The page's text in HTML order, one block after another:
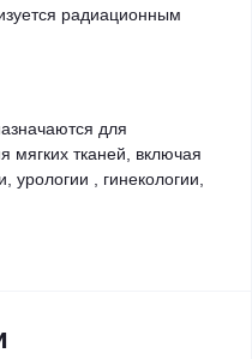
радиационным
для
мягких тканей, включая
урологии , гинекологии,